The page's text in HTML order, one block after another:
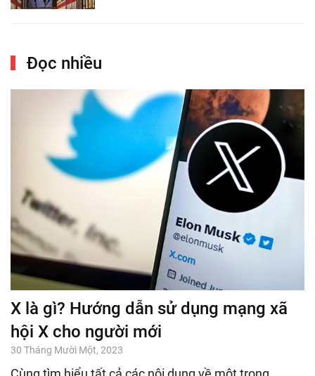
Đọc nhiều
X là gì? Hướng dẫn sử dụng mạng xã
hội X cho người mới
30 Tháng Mười Một, 2023